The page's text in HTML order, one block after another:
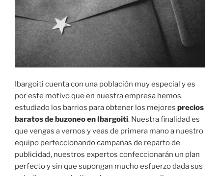
Ibargoiti cuenta con una población muy especial y es
por este motivo que en nuestra empresa hemos
estudiado los barrios para obtener los mejores precios
baratos de buzoneo en Ibargoiti. Nuestra finalidad es
que vengas a vernos y veas de primera mano a nuestro
equipo perfeccionando campañas de reparto de
publicidad, nuestros expertos confeccionarán un plan
perfecto y sin que supongan mucho esfuerzo dada sus